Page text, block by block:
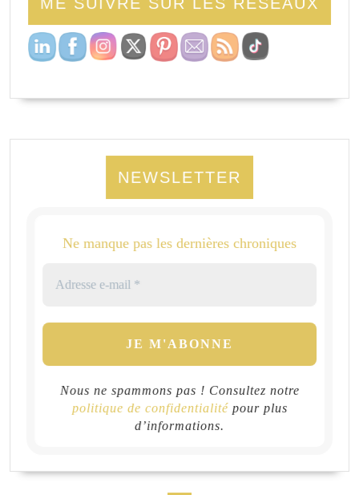
NEWSLETTER
Ne manque pas les dernières chroniques
Nous ne spammons pas ! Consultez notre
politique de confidentialité pour plus
d’informations.